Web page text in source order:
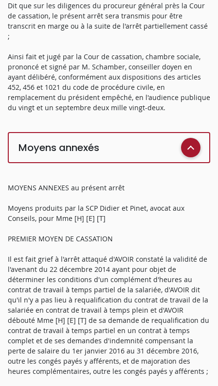
Dit que sur les diligences du procureur général près la Cour
de cassation, le présent arrêt sera transmis pour être
transcrit en marge ou à la suite de l'arrêt partiellement cassé
;
Ainsi fait et jugé par la Cour de cassation, chambre sociale,
prononcé et signé par M. Schamber, conseiller doyen en
ayant délibéré, conformément aux dispositions des articles
452, 456 et 1021 du code de procédure civile, en
remplacement du président empêché, en l'audience publique
du vingt et un septembre deux mille vingt-deux.
Moyens annexés
MOYENS ANNEXES au présent arrêt
Moyens produits par la SCP Didier et Pinet, avocat aux
Conseils, pour Mme [H] [E] [T]
PREMIER MOYEN DE CASSATION
Il est fait grief à l'arrêt attaqué d'AVOIR constaté la validité de
l'avenant du 22 décembre 2014 ayant pour objet de
déterminer les conditions d'un complément d'heures au
contrat de travail à temps partiel de la salariée, d'AVOIR dit
qu'il n'y a pas lieu à requalification du contrat de travail de la
salariée en contrat de travail à temps plein et d'AVOIR
débouté Mme [H] [E] [T] de sa demande de requalification du
contrat de travail à temps partiel en un contrat à temps
complet et de ses demandes d'indemnité compensant la
perte de salaire du 1er janvier 2016 au 31 décembre 2016,
outre les congés payés y afférents, et de majoration des
heures complémentaires, outre les congés payés y afférents ;